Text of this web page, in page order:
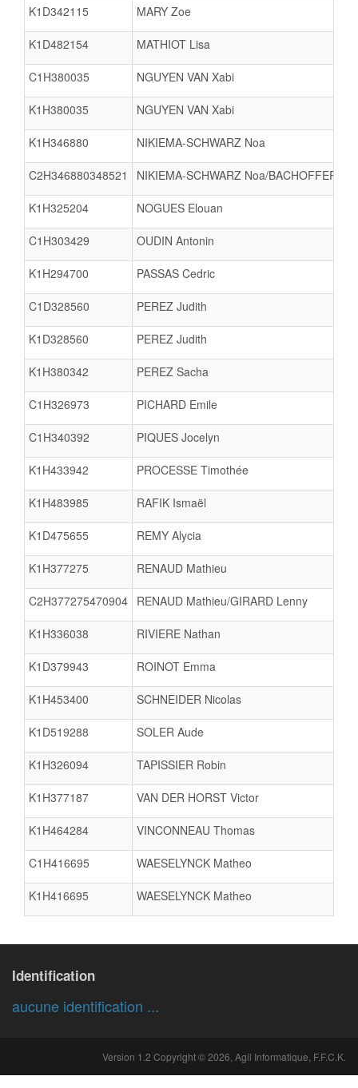
K1D342115 MARY Zoe
K1D482154 MATHIOT Lisa
C1H380035 NGUYEN VAN Xabi
K1H380035 NGUYEN VAN Xabi
K1H346880 NIKIEMA-SCHWARZ Noa
C2H346880348521 NIKIEMA-SCHWARZ Noa/BACHOFFER
K1H325204 NOGUES Elouan
C1H303429 OUDIN Antonin
K1H294700 PASSAS Cedric
C1D328560 PEREZ Judith
K1D328560 PEREZ Judith
K1H380342 PEREZ Sacha
C1H326973 PICHARD Emile
C1H340392 PIQUES Jocelyn
K1H433942 PROCESSE Timothée
K1H483985 RAFIK Ismaël
K1D475655 REMY Alycia
K1H377275 RENAUD Mathieu
C2H377275470904 RENAUD Mathieu/GIRARD Lenny
K1H336038 RIVIERE Nathan
K1D379943 ROINOT Emma
K1H453400 SCHNEIDER Nicolas
K1D519288 SOLER Aude
K1H326094 TAPISSIER Robin
K1H377187 VAN DER HORST Victor
K1H464284 VINCONNEAU Thomas
C1H416695 WAESELYNCK Matheo
K1H416695 WAESELYNCK Matheo
Identification
aucune identification ...
Version 1.2 Copyright © 2026, Agil Informatique, F.F.C.K.